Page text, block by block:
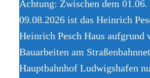
Achtung: Zwischen dem 01.06.
09.08.2026 ist das Heinrich
Heinrich Pesch Haus aufgrund
Bauarbeiten am
Hauptbahnhof Ludwigshafen